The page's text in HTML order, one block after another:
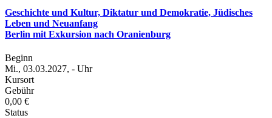
Geschichte und Kultur, Diktatur und Demokratie, Jüdisches
Leben und Neuanfang
Berlin mit Exkursion nach Oranienburg
Beginn
Mi., 03.03.2027, - Uhr
Kursort
Gebühr
0,00 €
Status